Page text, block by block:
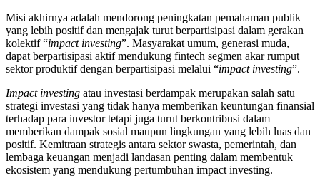
Misi akhirnya adalah mendorong peningkatan pemahaman publik
yang lebih positif dan mengajak turut berpartisipasi dalam gerakan
kolektif “impact investing”. Masyarakat umum, generasi muda,
dapat berpartisipasi aktif mendukung fintech segmen akar rumput
sektor produktif dengan berpartisipasi melalui “impact investing”.
Impact investing atau investasi berdampak merupakan salah satu
strategi investasi yang tidak hanya memberikan keuntungan finansial
terhadap para investor tetapi juga turut berkontribusi dalam
memberikan dampak sosial maupun lingkungan yang lebih luas dan
positif. Kemitraan strategis antara sektor swasta, pemerintah, dan
lembaga keuangan menjadi landasan penting dalam membentuk
ekosistem yang mendukung pertumbuhan impact investing.